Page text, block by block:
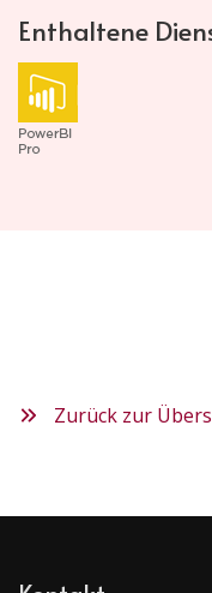
Enthaltene
Zurück zur